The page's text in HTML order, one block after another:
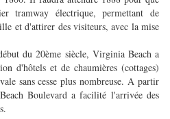
tramway électrique, permettant de
et d'attirer des visiteurs, avec la mise
du 20ème siècle, Virginia Beach a
d'hôtels et de chaumières (cottages)
sans cesse plus nombreuse. A partir
Boulevard a facilité l'arrivée des